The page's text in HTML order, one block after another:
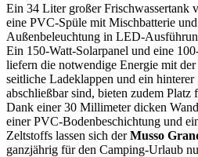
Ein 34 Liter großer Frischwassertank
eine PVC-Spüle mit Mischbatterie
Außenbeleuchtung in LED-
Ein 150-Watt-Solarpanel und eine
liefern die notwendige Energie mit
seitliche Ladeklappen und ein hinterer
abschließbar sind, bieten zudem Platz
Dank einer 30 Millimeter dicken
einer PVC-Bodenbeschichtung und
Zeltstoffs lassen sich derMusso
ganzjährig für den Camping-Urlaub